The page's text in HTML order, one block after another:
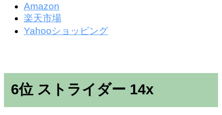
Amazon
楽天市場
Yahooショッピング
6位 ストライダー 14x